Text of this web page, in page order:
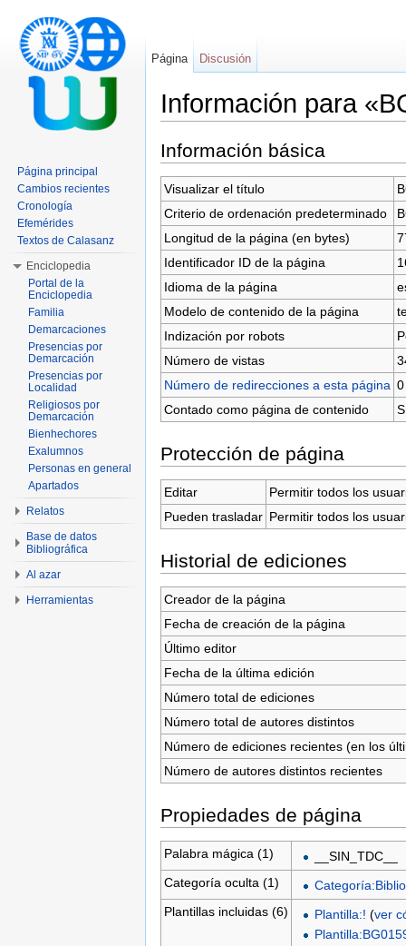
Información para
Información básica
Visualizar el título
Criterio de ordenación predeterminado
Longitud de la página (en bytes)
Identificador ID de la página
Idioma de la página
Modelo de contenido de la página
Indización por robots
Número de vistas
Número de redirecciones a esta página 0
Contado como página de contenido
Protección de página
Editar
Permitir todos los
Pueden trasladar Permitir todos los
Historial de ediciones
Creador de la página
Fecha de creación de la página
Último editor
Fecha de la última edición
Número total de ediciones
Número total de autores distintos
Número de ediciones recientes (en los
Número de autores distintos recientes
Propiedades de página
Palabra mágica (1)
__SIN_TDC__
Categoría oculta (1)
Plantillas incluidas (6)
Plantilla:! (ver
Página Discusión
Página principal
Cambios recientes
Cronología
Efemérides
Textos de Calasanz
Enciclopedia
Portal de la
Enciclopedia
Familia
Demarcaciones
Presencias por
Demarcación
Presencias por
Localidad
Religiosos por
Demarcación
Bienhechores
Exalumnos
Personas en general
Apartados
Relatos
Base de datos
Bibliográfica
Al azar
Herramientas